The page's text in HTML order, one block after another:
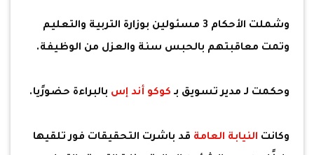
وشملت الأحكام 3 مسئولين بوزارة التربية والتعليم
وتمت معاقبتهم بالحبس سنة والعزل من الوظيفة.
وحكمت لـ مدير تسويق بـ كوكو أند إس بالبراءة حضورًيا.
وكانت النيابة العامة قد باشرت التحقيقات فور تلقيها